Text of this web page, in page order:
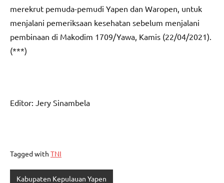
merekrut pemuda-pemudi Yapen dan Waropen, untuk
menjalani pemeriksaan kesehatan sebelum menjalani
pembinaan di Makodim 1709/Yawa, Kamis (22/04/2021).
(***)
Editor: Jery Sinambela
Tagged with TNI
Kabupaten Kepulauan Yapen